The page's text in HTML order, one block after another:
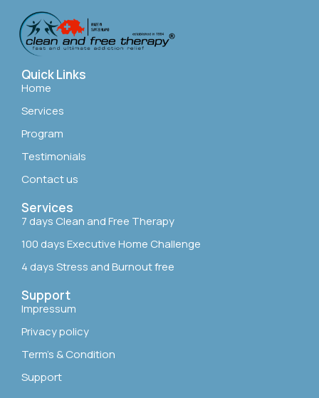
Quick Links
Home
Services
Program
Testimonials
Contact us
Services
7 days Clean and Free Therapy
100 days Executive Home Challenge
4 days Stress and Burnout free
Support
Impressum
Privacy policy
Term’s & Condition
Support